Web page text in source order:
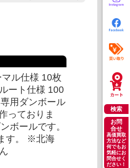
検索
お問
合せ
高価買取
方法など
何でもお
気軽にお
問合せく
ださい！
ル仕様 10枚
ート仕様 100
用ダンボール
っておりま
ボールです。
す。 ※北海